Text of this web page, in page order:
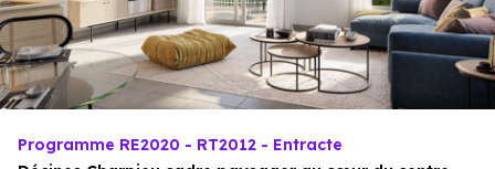
Programme RE2020 - RT2012 - Entracte